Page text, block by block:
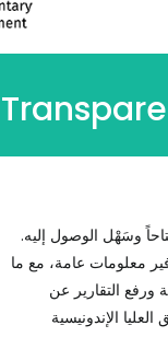
وسَهْل الوصول إليه.
معلومات عامة، مع ما
ورفع التقارير عن
الإندونيسية